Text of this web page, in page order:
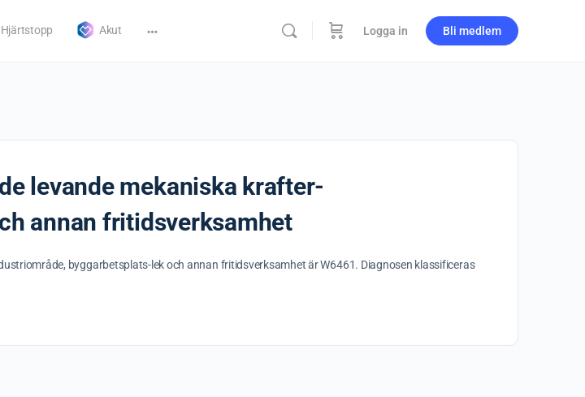
Hjärtstopp Akut Logga in Bli medlem
levande mekaniska krafter-
annan fritidsverksamhet
byggarbetsplats-lek och annan fritidsverksamhet är W6461. Diagnosen klassificeras